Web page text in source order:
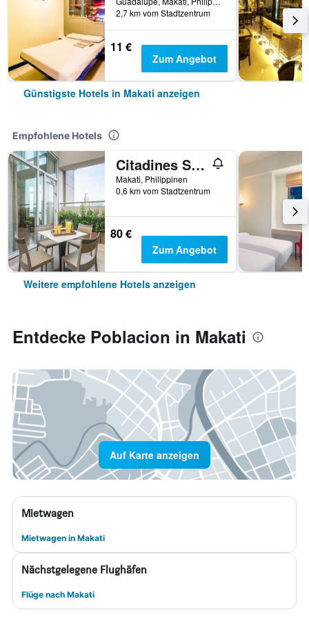
2,7 km vom Stadtzentrum
11 €
Zum Angebot
Günstigste Hotels in Makati anzeigen
Empfohlene Hotels
Citadines Salcedo Makati
Makati, Philippinen
0,6 km vom Stadtzentrum
80 €
Zum Angebot
Weitere empfohlene Hotels anzeigen
Entdecke Poblacion in Makati
Auf Karte anzeigen
Mietwagen
Mietwagen in Makati
Nächstgelegene Flughäfen
Flüge nach Makati